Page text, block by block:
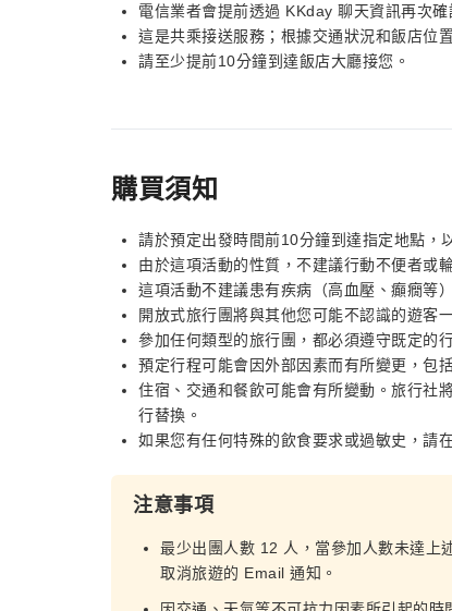
電信業者會提前透過 KKday 聊天資訊再次確
這是共乘接送服務；根據交通狀況和飯店位
請至少提前10分鐘到達飯店大廳接您。
購買須知
請於預定出發時間前10分鐘到達指定地點，
由於這項活動的性質，不建議行動不便者或
這項活動不建議患有疾病（高血壓、癲癇等
開放式旅行團將與其他您可能不認識的遊客
參加任何類型的旅行團，都必須遵守既定的
預定行程可能會因外部因素而有所變更，包
住宿、交通和餐飲可能會有所變動。旅行社
行替換。
如果您有任何特殊的飲食要求或過敏史，請
注意事項
最少出團人數 12 人，當參加人數未達上
取消旅遊的 Email 通知。